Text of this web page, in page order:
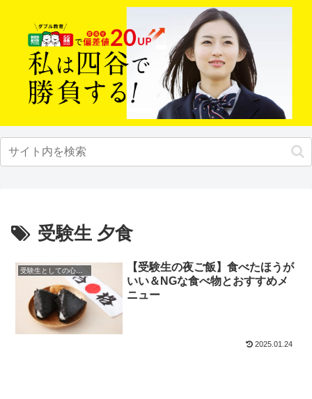
受験生 夕食
受験生としての心構え
【受験生の夜ご飯】食べたほうが
いい＆NGな食べ物とおすすめメ
ニュー
2025.01.24